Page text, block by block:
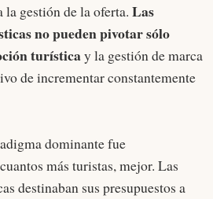
la gestión de la oferta. Las
no pueden pivotar sólo
turísticay la gestión de marca
de incrementar constantemente
dominante fue
más turistas, mejor. Las
destinaban sus presupuestos a